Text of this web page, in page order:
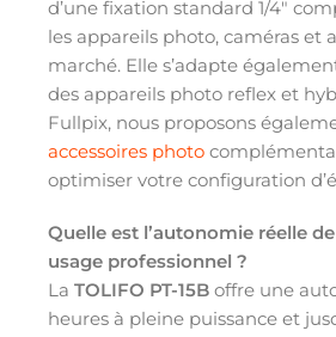
d’une fixation standard 1/4″
les appareils photo, caméras et
marché. Elle s’adapte
des appareils photo reflex et
Fullpix, nous proposons
accessoires photo
optimiser votre configuration
Quelle est l’autonomie réelle
usage professionnel ?
La TOLIFO PT-15B offre une
heures à pleine puissance et